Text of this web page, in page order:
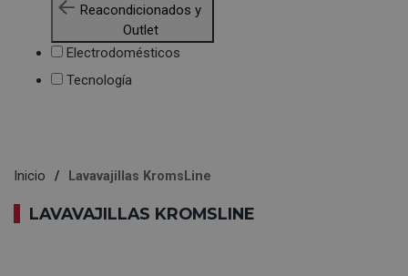
Reacondicionados y
Outlet
Electrodomésticos
Tecnología
Inicio Lavavajillas KromsLine
LAVAVAJILLAS KROMSLINE